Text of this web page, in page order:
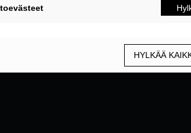
MUOKKAA EVÄSTEASETUKSIA